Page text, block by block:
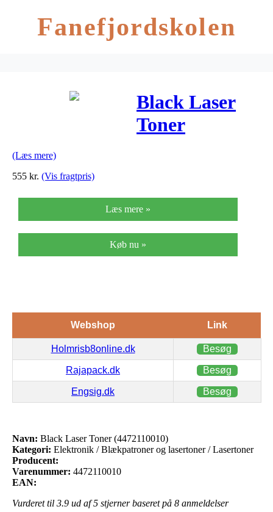
Fanefjordskolen
Black Laser
Toner
(Læs mere)
555 kr. (Vis fragtpris)
Læs mere »
Køb nu »
Webshop Link
Holmrisb8online.dk Besøg
Rajapack.dk Besøg
Engsig.dk Besøg
Navn: Black Laser Toner (4472110010)
Kategori: Elektronik / Blækpatroner og lasertoner / Lasertoner
Producent:
Varenummer: 4472110010
EAN:
Vurderet til 3.9 ud af 5 stjerner baseret på 8 anmeldelser